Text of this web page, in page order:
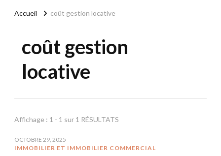
Accueil coût gestion locative
coût gestion
locative
Affichage : 1 - 1 sur 1 RÉSULTATS
OCTOBRE 29, 2025
IMMOBILIER ET IMMOBILIER COMMERCIAL